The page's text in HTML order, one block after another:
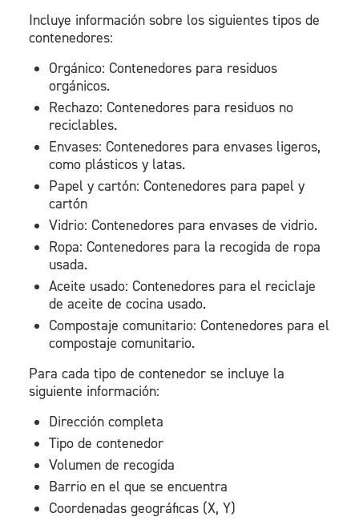
Incluye información sobre los siguientes tipos de
contenedores:
Orgánico: Contenedores para residuos
orgánicos.
Rechazo: Contenedores para residuos no
reciclables.
Envases: Contenedores para envases ligeros,
como plásticos y latas.
Papel y cartón: Contenedores para papel y
cartón
Vidrio: Contenedores para envases de vidrio.
Ropa: Contenedores para la recogida de ropa
usada.
Aceite usado: Contenedores para el reciclaje
de aceite de cocina usado.
Compostaje comunitario: Contenedores para el
compostaje comunitario.
Para cada tipo de contenedor se incluye la
siguiente información:
Dirección completa
Tipo de contenedor
Volumen de recogida
Barrio en el que se encuentra
Coordenadas geográficas (X, Y)